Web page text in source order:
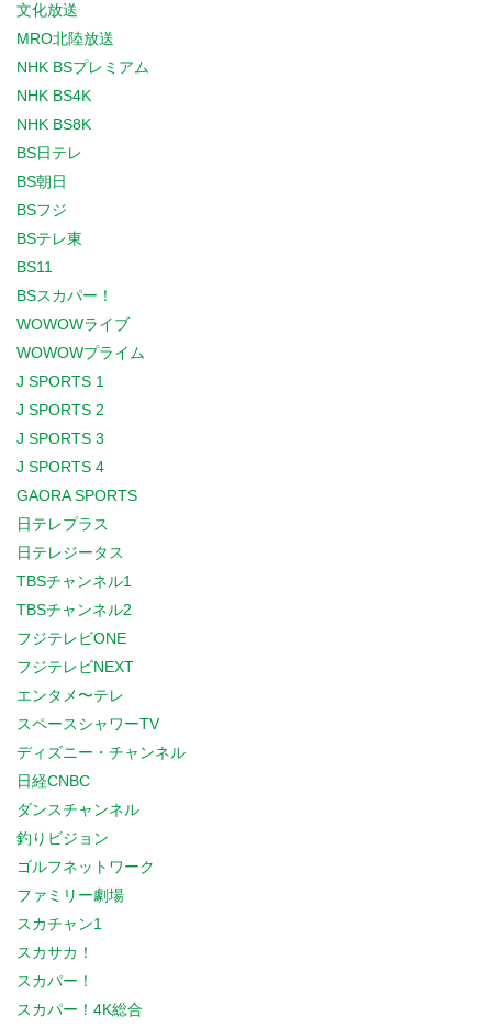
文化放送
MRO北陸放送
NHK BSプレミアム
NHK BS4K
NHK BS8K
BS日テレ
BS朝日
BSフジ
BSテレ東
BS11
BSスカパー！
WOWOWライブ
WOWOWプライム
J SPORTS 1
J SPORTS 2
J SPORTS 3
J SPORTS 4
GAORA SPORTS
日テレプラス
日テレジータス
TBSチャンネル1
TBSチャンネル2
フジテレビONE
フジテレビNEXT
エンタメ〜テレ
スペースシャワーTV
ディズニー・チャンネル
日経CNBC
ダンスチャンネル
釣りビジョン
ゴルフネットワーク
ファミリー劇場
スカチャン1
スカサカ！
スカパー！
スカパー！4K総合